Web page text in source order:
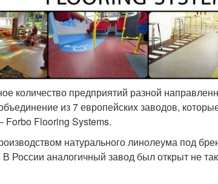
количество предприятий разной
из 7 европейских заводов,
Flooring Systems.
натурального линолеума под
России аналогичный завод был открыт не